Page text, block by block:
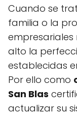
Cuando se
familia o la
alto la
establecidas
Por ello como
San Blas
actualizar su